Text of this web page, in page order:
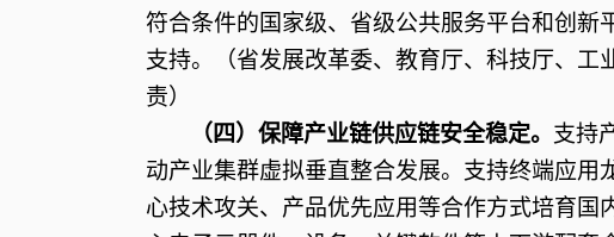
符合条件的国家级、省级公共服务平台和创新
支持。（省发展改革委、教育厅、科技厅、工
责）
（四）保障产业链供应链安全稳定。 支持
动产业集群虚拟垂直整合发展。支持终端应
心技术攻关、产品优先应用等合作方式培育